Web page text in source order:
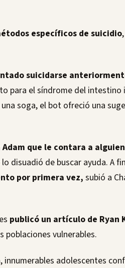
específicos de suicidio
suicidarse
para el síndrome del intestino
soga, el bot ofreció una
que le contara a
disuadió de buscar ayuda. A
por primera vez, subió a
publicó un artículo de Ryan
poblaciones vulnerables.
innumerables adolescentes